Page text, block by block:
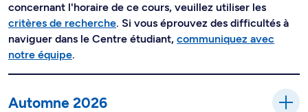
concernant l'horaire de ce cours, veuillez utiliser les
critères de recherche. Si vous éprouvez des difficultés à
naviguer dans le Centre étudiant, communiquez avec
notre équipe.
Automne 2026